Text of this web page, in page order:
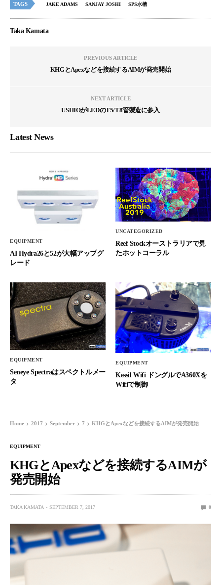
TAGS JAKE ADAMS SANJAY JOSHI SPS水槽
Taka Kamata
PREVIOUS ARTICLE
KHGとApexなどを接続するAIMが発売開始
NEXT ARTICLE
USHIOがLEDのT5/T8管製造に参入
Latest News
EQUIPMENT
AI Hydra26と52が大幅アップグ
レード
UNCATEGORIZED
Reef Stockオーストラリアで見
たホットコーラル
EQUIPMENT
Seneye Spectraはスペクトルメー
タ
EQUIPMENT
Kessil Wifi ドングルでA360Xを
Wifiで制御
Home 2017 September 7 KHGとApexなどを接続するAIMが発売開始
EQUIPMENT
KHGとApexなどを接続するAIMが
発売開始
TAKA KAMATA SEPTEMBER 7, 2017 0